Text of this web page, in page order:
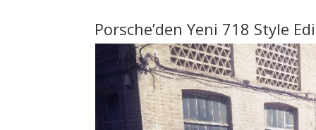
Porsche’den Yeni 718 Style